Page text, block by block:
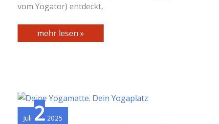
vom Yogator) entdeckt,
Neues
Yogastudio
mehr lesen »
Juli 2 2025